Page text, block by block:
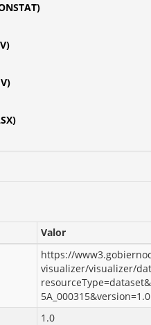
Valor
https://
visualizer/visualizer/
5A_000315&version=1.0
1.0